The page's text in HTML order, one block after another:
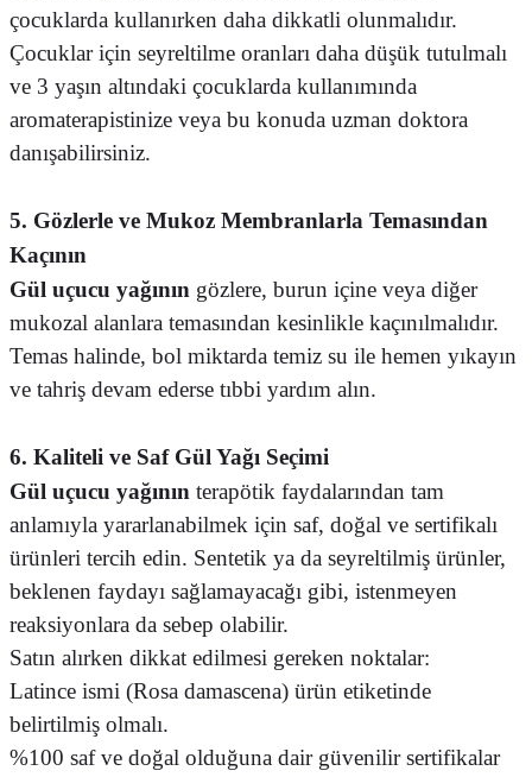
çocuklarda kullanırken daha dikkatli olunmalıdır.
Çocuklar için seyreltilme oranları daha düşük tutulmalı
ve 3 yaşın altındaki çocuklarda kullanımında
aromaterapistinize veya bu konuda uzman doktora
danışabilirsiniz.
5. Gözlerle ve Mukoz Membranlarla Temasından
Kaçının
Gül uçucu yağının gözlere, burun içine veya diğer
mukozal alanlara temasından kesinlikle kaçınılmalıdır.
Temas halinde, bol miktarda temiz su ile hemen yıkayın
ve tahriş devam ederse tıbbi yardım alın.
6. Kaliteli ve Saf Gül Yağı Seçimi
Gül uçucu yağının terapötik faydalarından tam
anlamıyla yararlanabilmek için saf, doğal ve sertifikalı
ürünleri tercih edin. Sentetik ya da seyreltilmiş ürünler,
beklenen faydayı sağlamayacağı gibi, istenmeyen
reaksiyonlara da sebep olabilir.
Satın alırken dikkat edilmesi gereken noktalar:
Latince ismi (Rosa damascena) ürün etiketinde
belirtilmiş olmalı.
%100 saf ve doğal olduğuna dair güvenilir sertifikalar